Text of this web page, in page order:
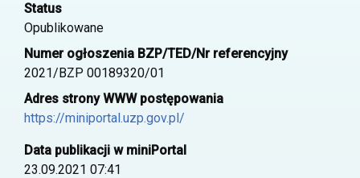
Status
Opublikowane
Numer ogłoszenia BZP/TED/Nr referencyjny
2021/BZP 00189320/01
Adres strony WWW postępowania
https://miniportal.uzp.gov.pl/
Data publikacji w miniPortal
23.09.2021 07:41